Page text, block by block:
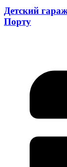
Детский
Порту